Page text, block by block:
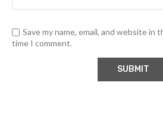
Save my name, email, and website
time I comment.